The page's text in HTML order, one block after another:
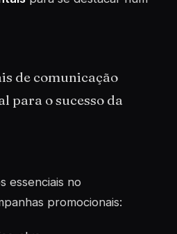
de comunicação
para o sucesso da
essenciais no
promocionais: